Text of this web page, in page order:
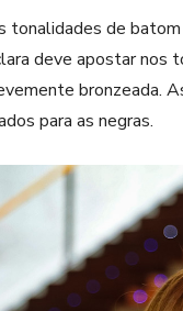
tonalidades de
deve apostar nos
bronzeada.
para as negras.